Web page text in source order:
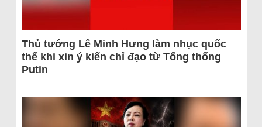
Thủ tướng Lê Minh Hưng làm nhục quốc
thể khi xin ý kiến chỉ đạo từ Tổng thống
Putin